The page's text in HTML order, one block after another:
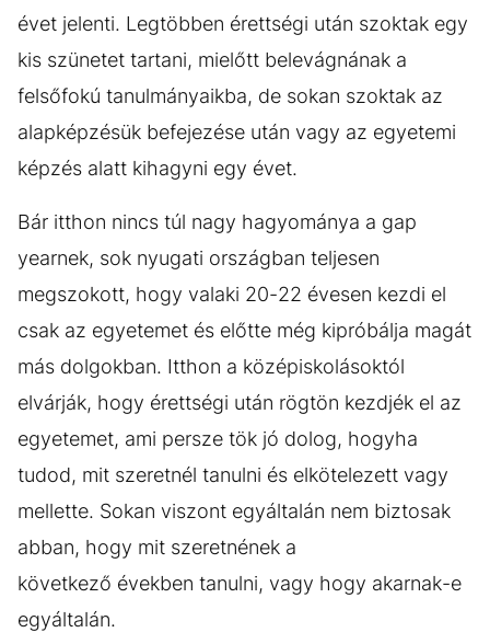
évet jelenti. Legtöbben érettségi után szoktak egy
kis szünetet tartani, mielőtt belevágnának a
felsőfokú tanulmányaikba, de sokan szoktak az
alapképzésük befejezése után vagy az egyetemi
képzés alatt kihagyni egy évet.
Bár itthon nincs túl nagy hagyománya a gap
yearnek, sok nyugati országban teljesen
megszokott, hogy valaki 20-22 évesen kezdi el
csak az egyetemet és előtte még kipróbálja magát
más dolgokban. Itthon a középiskolásoktól
elvárják, hogy érettségi után rögtön kezdjék el az
egyetemet, ami persze tök jó dolog, hogyha
tudod, mit szeretnél tanulni és elkötelezett vagy
mellette. Sokan viszont egyáltalán nem biztosak
abban, hogy mit szeretnének a
következő években tanulni, vagy hogy akarnak-e
egyáltalán.